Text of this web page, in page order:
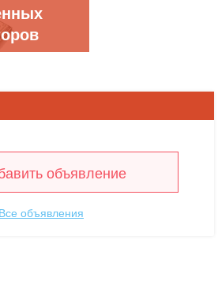
объявление
Все объявления